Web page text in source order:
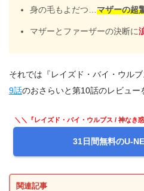
身の毛もよだつ… マザーの超
マザーとファーザーの決断に
それでは『レイズド・バイ・ウル
9話のおさらいと第10話のレビュー
＼＼『レイズド・バイ・ウルブス / 神なき
31日間無料のU-
関連記事